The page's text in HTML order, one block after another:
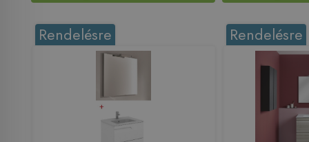
Rendelésre Rendelésre